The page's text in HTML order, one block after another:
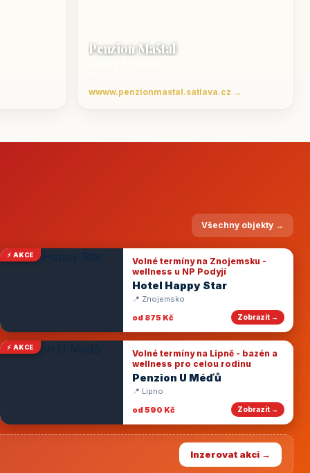
Penzion Maštal
wwww.penzionmastal.satlava.cz →
Všechny objekty →
⚡ AKCE
Volné termíny na Znojemsku -
wellness u NP Podyjí
Hotel Happy Star
📍 Znojemsko
od 875 Kč
Zobrazit →
⚡ AKCE
Volné termíny na Lipně - bazén a
wellness pro celou rodinu
Penzion U Méďů
📍 Lipno
od 590 Kč
Zobrazit →
Inzerovat akci →